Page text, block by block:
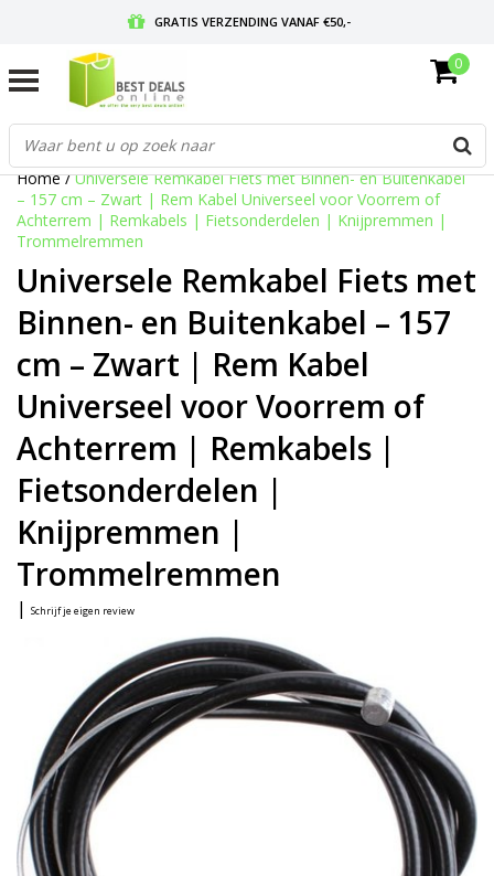
GRATIS VERZENDING VANAF €50,-
GRATIS RETOURNEREN EN 30 DAGEN BEDENKTIJD
0
Home/Universele Remkabel Fiets met Binnen- en Buitenkabel
– 157 cm – Zwart | Rem Kabel Universeel voor Voorrem of
Achterrem | Remkabels | Fietsonderdelen | Knijpremmen |
Trommelremmen
Universele Remkabel Fiets met
Binnen- en Buitenkabel – 157
cm – Zwart | Rem Kabel
Universeel voor Voorrem of
Achterrem | Remkabels |
Fietsonderdelen |
Knijpremmen |
Trommelremmen
| Schrijf je eigen review